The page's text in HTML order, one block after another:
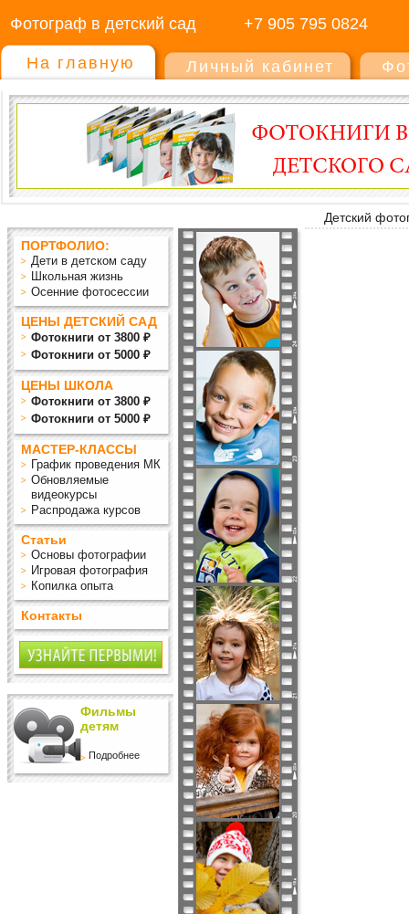
Фотограф в детский сад +7 905 795 0824
На главную Личный кабинет
Детский
ПОРТФОЛИО:
Дети в детском саду
Школьная жизнь
Осенние фотосессии
ЦЕНЫ ДЕТСКИЙ САД
Фотокниги от 3800 ₽
Фотокниги от 5000 ₽
ЦЕНЫ ШКОЛА
Фотокниги от 3800 ₽
Фотокниги от 5000 ₽
МАСТЕР-КЛАССЫ
График проведения МК
Обновляемые
видеокурсы
Распродажа курсов
Статьи
Основы фотографии
Игровая фотография
Копилка опыта
Контакты
Фильмы
детям
Подробнее